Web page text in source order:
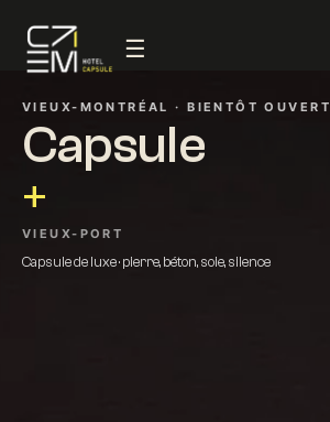
☰
VIEUX-MONTRÉAL · BIENTÔT OUVERT
Capsule
+
VIEUX-PORT
Capsule de luxe · pierre, béton, soie, silence